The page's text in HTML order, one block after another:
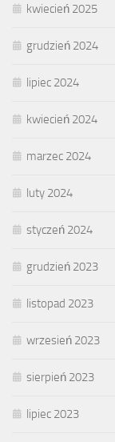
kwiecień 2025
grudzień 2024
lipiec 2024
kwiecień 2024
marzec 2024
luty 2024
styczeń 2024
grudzień 2023
listopad 2023
wrzesień 2023
sierpień 2023
lipiec 2023